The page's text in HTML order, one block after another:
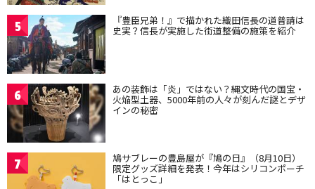
5 『豊臣兄弟！』で描かれた織田信長の道普請は
史実？信長が実施した街道整備の施策を紹介
6 あの装飾は「炎」ではない？縄文時代の国宝・
火焔型土器、5000年前の人々が刻んだ謎とデザ
インの秘密
7 鳩サブレーの豊島屋が『鳩の日』（8月10日）
限定グッズ詳細を発表！今年はシリコンポーチ
「はとっこ」